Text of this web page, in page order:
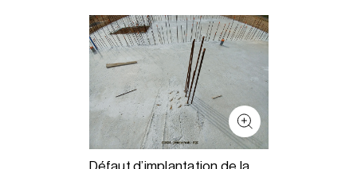
Défaut d’implantation de la